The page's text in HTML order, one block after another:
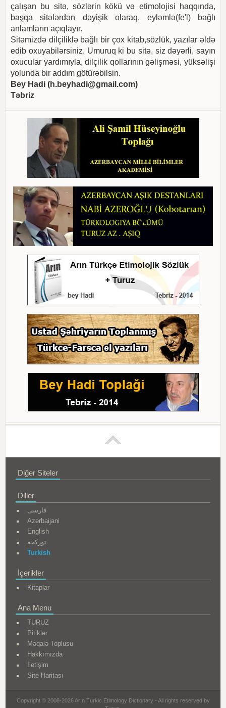
çalışan bu sitə, sözlərin kökü və etimolojisi haqqında,
başqa sitələrdən dəyişik olaraq, eyləmlə(fe'l) bağlı
anlamların açıqlayır.
Sitəmizdə dilçiliklə bağlı bir çox kitab,sözlük, yazılar əldə
edib oxuyabilərsiniz. Umuruq ki bu sitə, siz dəyərli, sayın
oxucular yardımıyla, dilçilik qollarının gəlişməsi, yüksəlişi
yolunda bir addım götürəbilsin.
Bey Hadi (h.beyhadi@gmail.com)
Təbriz
Diğer Siteler
Diller
فارسی
Azerbaijani
English
تورکجه
Turkish
İçerikler
Kitaplar
Ana Menu
TURUZ
Pitiklər
Məqalə Toplusu
Hakkımızda
İletişim
Site Haritası
Copyright © 2008-2026 Arın Turkic Etimology Dictionary - All rights reserved by